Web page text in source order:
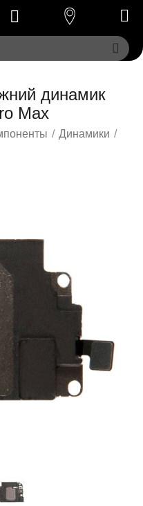
динамик
Max
/ Динамики /